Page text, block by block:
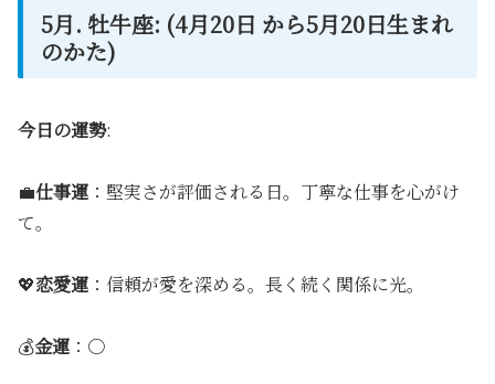
5月. 牡牛座: (4月20日 から5月20日生まれ
のかた)
今日の運勢:
💼仕事運 ：堅実さが評価される日。丁寧な仕事を心がけ
て。
💖恋愛運 ：信頼が愛を深める。長く続く関係に光。
💰金運 ：〇